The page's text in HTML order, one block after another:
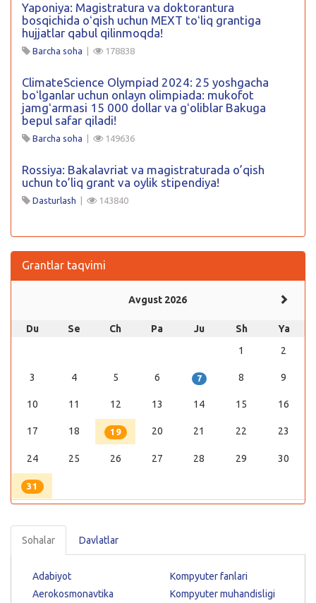
Yaponiya: Magistratura va doktorantura
bosqichida oʻqish uchun MEXT toʻliq grantiga
hujjatlar qabul qilinmoqda!
Barcha soha 178838
ClimateScience Olympiad 2024: 25 yoshgacha
boʻlganlar uchun onlayn olimpiada: mukofot
jamgʻarmasi 15 000 dollar va gʻoliblar Bakuga
bepul safar qiladi!
Barcha soha 149636
Rossiya: Bakalavriat va magistraturada o’qish
uchun to’liq grant va oylik stipendiya!
Dasturlash 143840
Grantlar taqvimi
Avgust 2026
Du Se Ch Pa Ju Sh
Ya
1
2
3 4 5 6 7 8 9
10 11 12 13 14 15 16
17 18 19 20 21 22 23
24 25 26 27 28 29 30
31
Sohalar Davlatlar
Adabiyot
Aerokosmonavtika
Kompyuter fanlari
Kompyuter muhandisligi